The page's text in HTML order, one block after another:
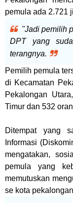
pemula ada 2.721
"Jadi pemilih
DPT yang
terangnya.
Pemilih pemula
di Kecamatan
Pekalongan
Timur dan 532
Ditempat yang
Informasi
mengatakan,
pemula yang
memutuskan
se kota